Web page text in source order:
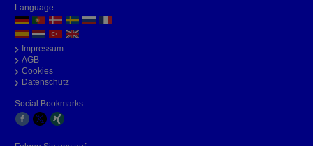
Language:
Impressum
AGB
Cookies
Datenschutz
Social Bookmarks: